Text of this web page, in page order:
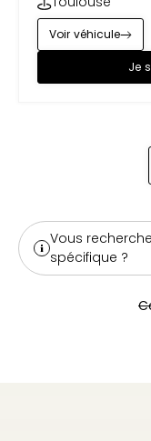
Je
Voir véhicule
Vous
spécifique ?